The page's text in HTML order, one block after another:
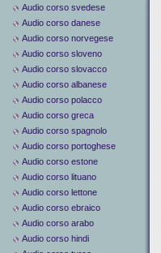
Audio corso svedese
Audio corso danese
Audio corso norvegese
Audio corso sloveno
Audio corso slovacco
Audio corso albanese
Audio corso polacco
Audio corso greca
Audio corso spagnolo
Audio corso portoghese
Audio corso estone
Audio corso lituano
Audio corso lettone
Audio corso ebraico
Audio corso arabo
Audio corso hindi